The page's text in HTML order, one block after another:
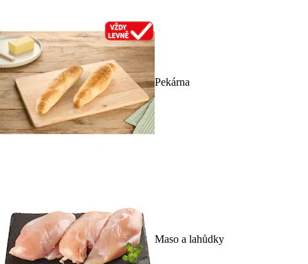
Pekárna
Maso a lahůdky